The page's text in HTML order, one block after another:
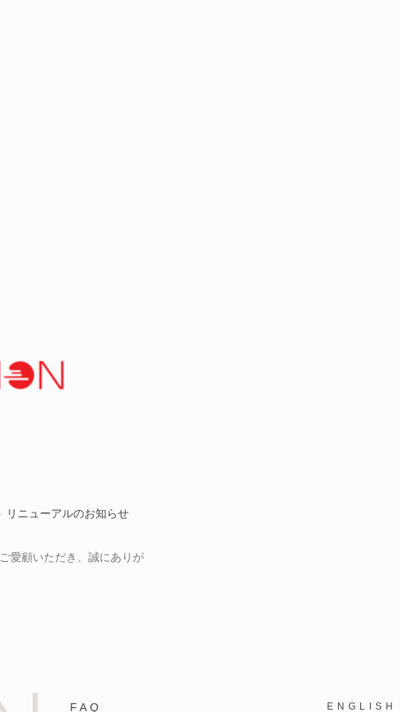
リニューアルのお知らせ
愛顧いただき、誠にありが
FAQ ENGLISH